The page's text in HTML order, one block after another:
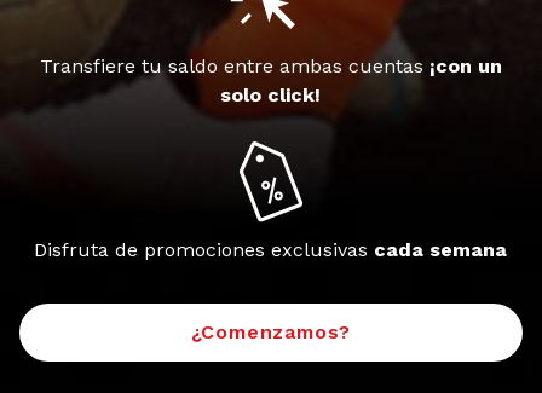
Transfiere tu saldo entre ambas cuentas ¡con un
solo click!
Disfruta de promociones exclusivas cada semana
¿Comenzamos?